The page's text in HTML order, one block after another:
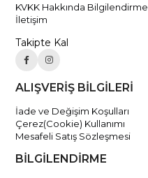
KVKK Hakkında Bilgilendirme
İletişim
Takipte Kal
ALIŞVERİŞ BİLGİLERİ
İade ve Değişim Koşulları
Çerez(Cookie) Kullanımı
Mesafeli Satış Sözleşmesi
BİLGİLENDİRME